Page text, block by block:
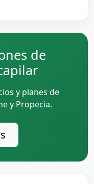
de
y planes de
y Propecia.